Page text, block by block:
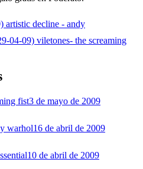
artistic decline - andy
04-09) viletones- the screaming
fist3 de mayo de 2009
warhol16 de abril de 2009
10 de abril de 2009